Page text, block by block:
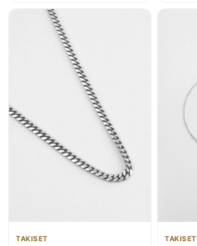
TAKISET TAKISET